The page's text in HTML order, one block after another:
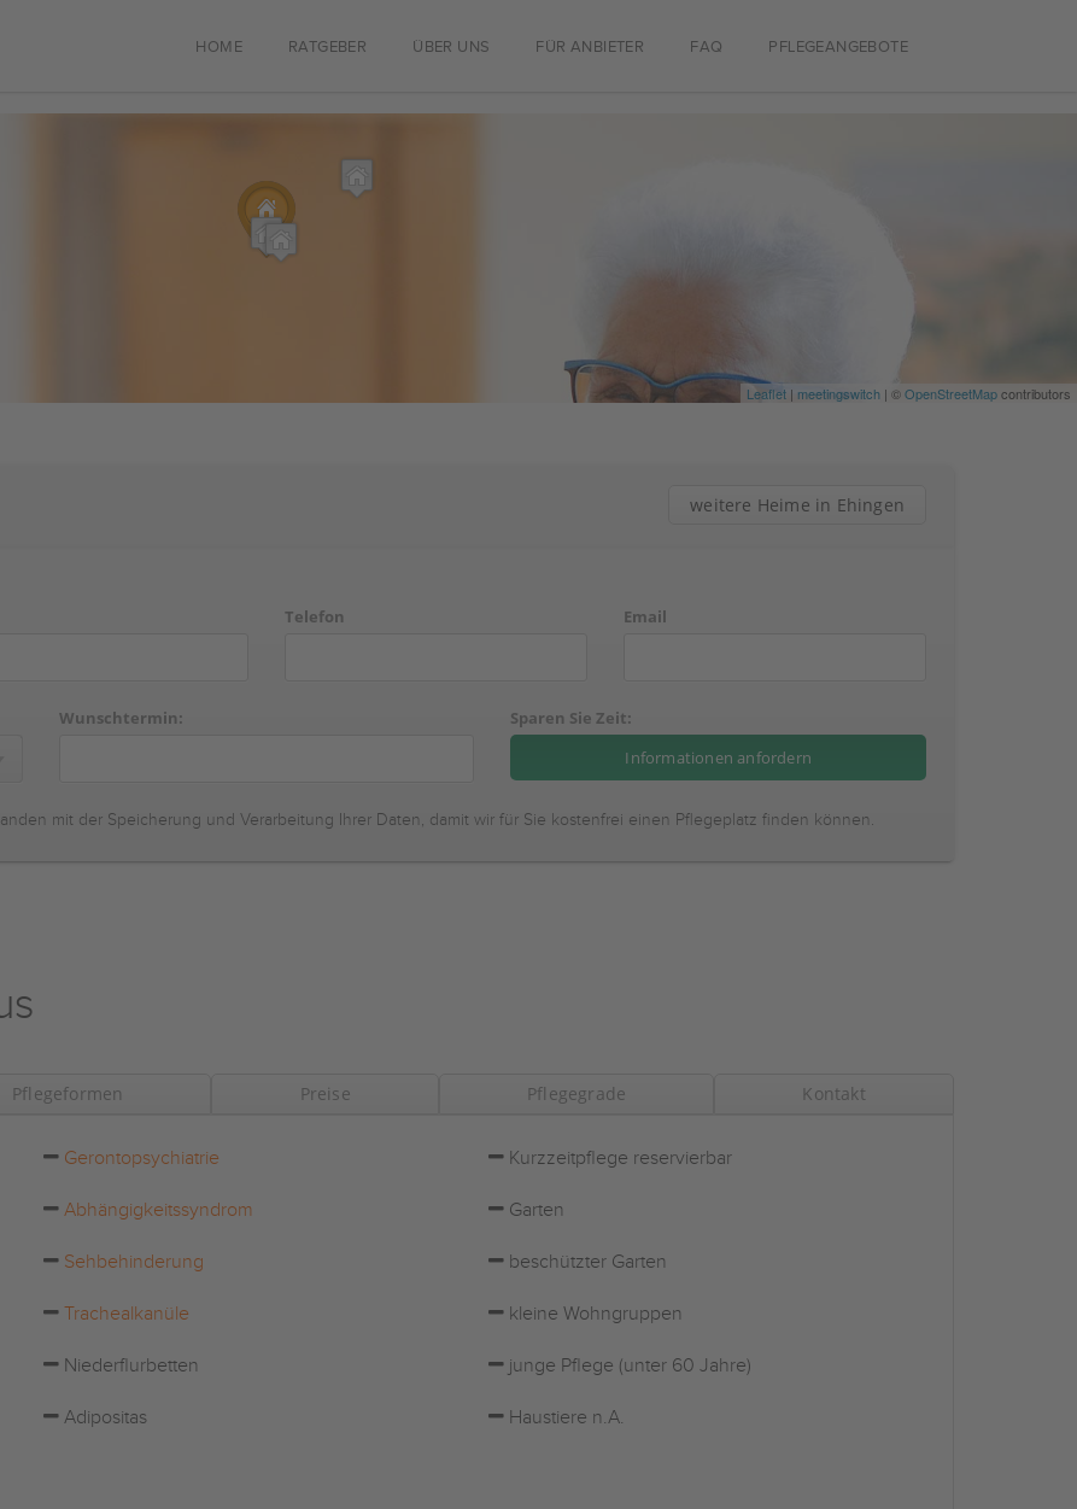
HOME RATGEBER ÜBER UNS FÜR ANBIETER FAQ PFLEGEANGEBOTE
Leaflet | meetingswitch | ©OpenStreetMapcontributors
weitere Heime in Ehingen
Telefon Email
Wunschtermin: Sparen Sie Zeit:
mit der Speicherung und Verarbeitung Ihrer Daten, damit wir für Sie kostenfrei einen Pflegeplatz finden können.
Pflegeformen Preise Pflegegrade Kontakt
Gerontopsychiatrie Kurzzeitpflege reservierbar
Abhängigkeitssyndrom Garten
Sehbehinderung beschützter Garten
Trachealkanüle kleine Wohngruppen
Niederflurbetten junge Pflege (unter 60 Jahre)
Adipositas Haustiere n.A.